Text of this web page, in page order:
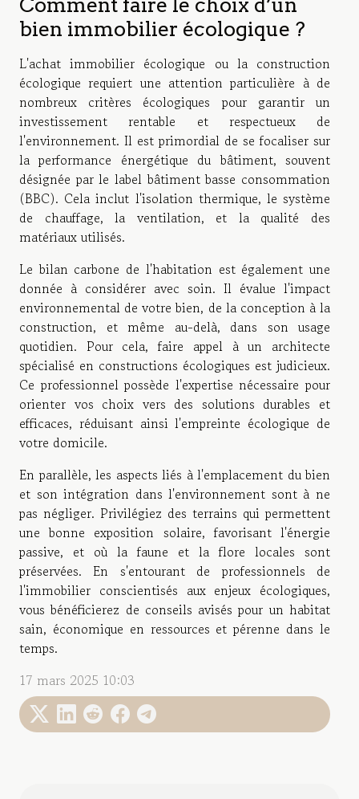
bien immobilier écologique ?
L'achat immobilier écologique ou la construction
écologique requiert une attention particulière à de
nombreux critères écologiques pour garantir un
investissement rentable et respectueux de
l'environnement. Il est primordial de se focaliser sur
la performance énergétique du bâtiment, souvent
désignée par le label bâtiment basse consommation
(BBC). Cela inclut l'isolation thermique, le système
de chauffage, la ventilation, et la qualité des
matériaux utilisés.
Le bilan carbone de l'habitation est également une
donnée à considérer avec soin. Il évalue l'impact
environnemental de votre bien, de la conception à la
construction, et même au-delà, dans son usage
quotidien. Pour cela, faire appel à un architecte
spécialisé en constructions écologiques est judicieux.
Ce professionnel possède l'expertise nécessaire pour
orienter vos choix vers des solutions durables et
efficaces, réduisant ainsi l'empreinte écologique de
votre domicile.
En parallèle, les aspects liés à l'emplacement du bien
et son intégration dans l'environnement sont à ne
pas négliger. Privilégiez des terrains qui permettent
une bonne exposition solaire, favorisant l'énergie
passive, et où la faune et la flore locales sont
préservées. En s'entourant de professionnels de
l'immobilier conscientisés aux enjeux écologiques,
vous bénéficierez de conseils avisés pour un habitat
sain, économique en ressources et pérenne dans le
temps.
17 mars 2025 10:03